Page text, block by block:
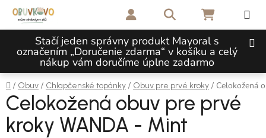
Prejsť na obsah
Stačí jeden správny produkt Mayoral s
označením „Doručenie zdarma“ v košíku a celý
nákup vám doručíme úplne zadarmo
Hľadať NÁKUPNÝ
Domov
/ Obuv / Chlapčenské topánky / Obuv pre prvé kroky / Celokožená
Celokožená obuv pre prvé
kroky WANDA - Mint